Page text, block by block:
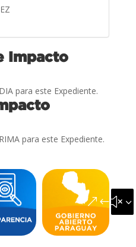
Impacto
para este Expediente.
para este Expediente.